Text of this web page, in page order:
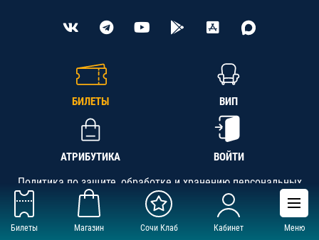
Билеты Магазин Сочи Клаб Кабинет Меню
БИЛЕТЫ ВИП
АТРИБУТИКА ВОЙТИ
Политика по защите, обработке и хранению персональных
данных
АНО «СК «Кубань-Регион», ОГРН 1142300002349,